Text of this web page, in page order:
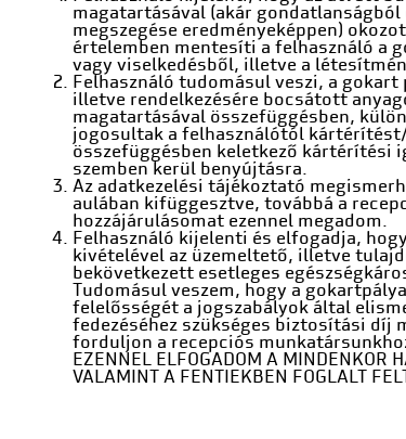
magatartásával (akár
megszegése eredményeképpen)
értelemben mentesíti a felhasználó a
vagy viselkedésből, illetve a
Felhasználó tudomásul veszi, a
illetve rendelkezésére bocsátott
magatartásával összefüggésben,
jogosultak a felhasználótól
összefüggésben keletkező kártérítési
szemben kerül benyújtásra.
Az adatkezelési tájékoztató
aulában kifüggesztve, továbbá a
hozzájárulásomat ezennel megadom.
Felhasználó kijelenti és elfogadja,
kivételével az üzemeltető, illetve
bekövetkezett esetleges
Tudomásul veszem, hogy a
felelősségét a jogszabályok által
fedezéséhez szükséges biztosítási díj
forduljon a recepciós
EZENNEL ELFOGADOM A MINDENKOR
VALAMINT A FENTIEKBEN FOGLALT